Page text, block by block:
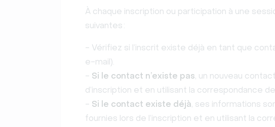
À chaque inscription ou participation à une
suivantes :
- Vérifiez si l’inscrit existe déjà en tant que
e-mail).
- Si le contact n’existe pas, un nouveau
d’inscription et en utilisant la correspondance
- Si le contact existe déjà, ses informations
fournies lors de l’inscription et en utilisant la